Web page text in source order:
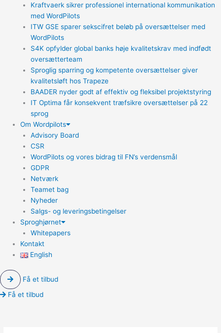
Kraftvaerk sikrer professionel international kommunikation
med WordPilots
ITW GSE sparer sekscifret beløb på oversættelser med
WordPilots
S4K opfylder global banks høje kvalitetskrav med indfødt
oversætterteam
Sproglig sparring og kompetente oversættelser giver
kvalitetsløft hos Trapeze
BAADER nyder godt af effektiv og fleksibel projektstyring
IT Optima får konsekvent træfsikre oversættelser på 22
sprog
Om Wordpilots
Advisory Board
CSR
WordPilots og vores bidrag til FN’s verdensmål
GDPR
Netværk
Teamet bag
Nyheder
Salgs- og leveringsbetingelser
Sproghjørnet
Whitepapers
Kontakt
English
Få et tilbud
Få et tilbud